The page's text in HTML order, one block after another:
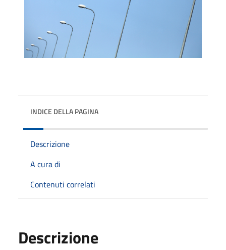
INDICE DELLA PAGINA
Descrizione
A cura di
Contenuti correlati
Descrizione